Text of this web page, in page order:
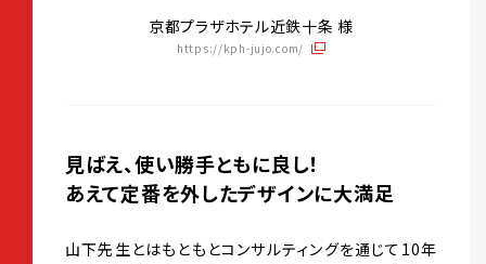
京都プラザホテル近鉄十条 様
https://kph-jujo.com/
見ばえ、使い勝手ともに良し！
あえて定番を外したデザインに大満足
山下先生とはもともとコンサルティングを通じて10年